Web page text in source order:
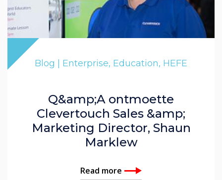
Blog | Enterprise, Education, HEFE
Q&amp;A ontmoette
Clevertouch Sales &amp;
Marketing Director, Shaun
Marklew
Read more